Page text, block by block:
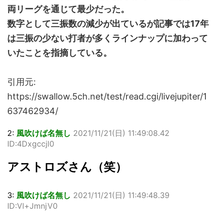
両リーグを通じて最少だった。
数字として三振数の減少が出ているが記事では17年
は三振の少ない打者が多くラインナップに加わって
いたことを指摘している。
引用元:
https://swallow.5ch.net/test/read.cgi/livejupiter/1
637462934/
2: 風吹けば名無し 2021/11/21(日) 11:49:08.42
ID:4Dxgccjl0
アストロズさん（笑）
3: 風吹けば名無し 2021/11/21(日) 11:49:48.39
ID:Vl+JmnjV0